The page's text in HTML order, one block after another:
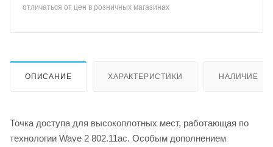
отличаться от цен в розничных магазинах
ОПИСАНИЕ ХАРАКТЕРИСТИКИ НАЛИЧИЕ
Точка доступа для высокоплотных мест, работающая по
технологии Wave 2 802.11ac. Особым дополнением